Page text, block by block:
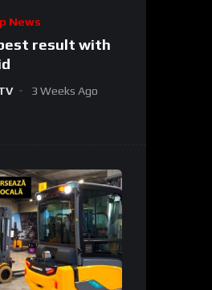
News
result with
3 Weeks Ago